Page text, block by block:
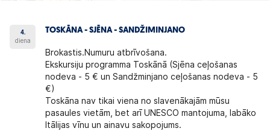
4.
diena
TOSKĀNA - SJĒNA - SANDŽIMINJANO
Brokastis.Numuru atbrīvošana.
Ekskursiju programma Toskānā (Sjēna ceļošanas
nodeva - 5 € un Sandžminjano ceļošanas nodeva - 5
€)
Toskāna nav tikai viena no slavenākajām mūsu
pasaules vietām, bet arī UNESCO mantojuma, labāko
Itālijas vīnu un ainavu sakopojums.